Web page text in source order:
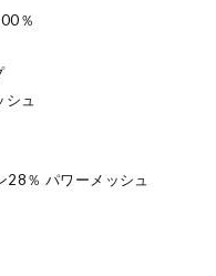
％
ュ
28％ パワーメッシュ